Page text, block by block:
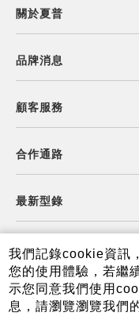
關於夏普
品牌消息
顧客服務
合作通路
最新型錄
食譜查詢
夏普可購樂線上商城
我們記錄cookie資訊
您的使用體驗，若繼
示您同意我們使用
息，請瀏覽瀏覽我們